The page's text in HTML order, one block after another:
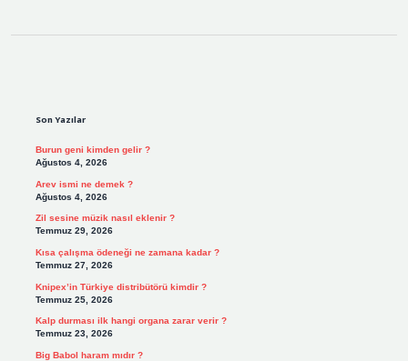
Son Yazılar
Burun geni kimden gelir ?
Ağustos 4, 2026
Arev ismi ne demek ?
Ağustos 4, 2026
Zil sesine müzik nasıl eklenir ?
Temmuz 29, 2026
Kısa çalışma ödeneği ne zamana kadar ?
Temmuz 27, 2026
Knipex’in Türkiye distribütörü kimdir ?
Temmuz 25, 2026
Kalp durması ilk hangi organa zarar verir ?
Temmuz 23, 2026
Big Babol haram mıdır ?